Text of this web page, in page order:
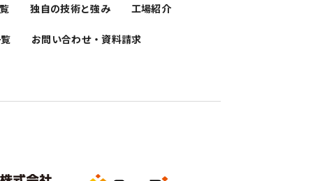
独自の技術と強み 工場紹介
お問い合わせ・資料請求